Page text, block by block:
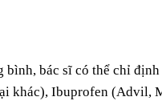
bình, bác sĩ có thể chỉ
khác), Ibuprofen (Advil,